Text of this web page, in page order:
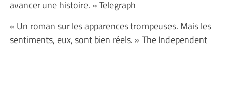
avancer une histoire. » Telegraph
« Un roman sur les apparences trompeuses. Mais les
sentiments, eux, sont bien réels. » The Independent